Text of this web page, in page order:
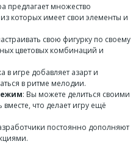
предлагает множество
которых имеет свои элементы и
свою фигурку по своему
цветовых комбинаций и
в игре добавляет азарт и
в ритме мелодии.
: Вы можете делиться своими
что делает игру ещё
постоянно дополняют